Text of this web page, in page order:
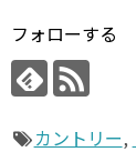
フォローする
カントリー,